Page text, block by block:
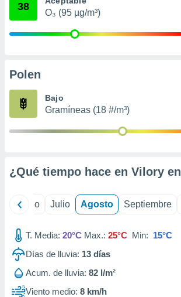
publicidad
de
1199
38
O₃ (95 µg/m³)
Polen
Bajo
Gramíneas (18 #/m³)
¿Qué tiempo hace en Vilory en
Junio Julio Agosto Septiembre
T. Media: 20°C Max.: 25°C Min: 15°C
Días de lluvia: 13 días
Acum. de lluvia: 82 l/m²
Viento medio: 8 km/h